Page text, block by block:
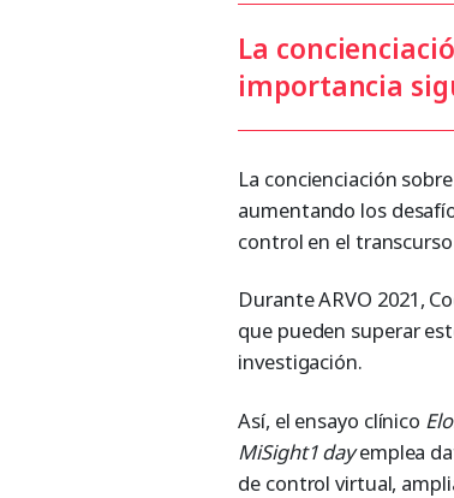
La
importancia
La concienciación
aumentando los
control en el
Durante ARVO 2021,
que pueden superar
investigación.
Así, el ensayo clínico
MiSight1 dayemplea
de control virtual,